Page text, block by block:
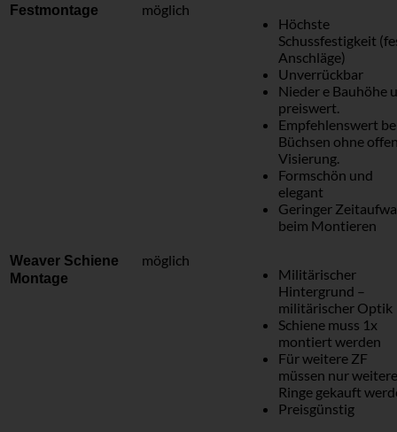
Festmontage
möglich
Höchste
Schussfestigkeit
Anschläge)
Unverrückbar
Nieder e Bauhöhe
preiswert.
Empfehlenswert
Büchsen ohne
Visierung.
Formschön und
elegant
Geringer
beim Montieren
Weaver Schiene
Montage
möglich
Militärischer
Hintergrund –
militärischer Optik
Schiene muss 1x
montiert werden
Für weitere ZF
müssen nur weitere
Ringe gekauft
Preisgünstig